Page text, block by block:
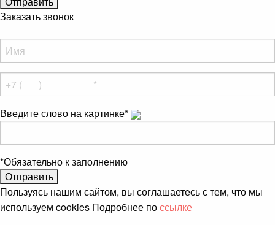
Заказать звонок
Введите слово на картинке*
*Обязательно к заполнению
Пользуясь нашим сайтом, вы соглашаетесь с тем, что мы
используем cookies Подробнее поссылке